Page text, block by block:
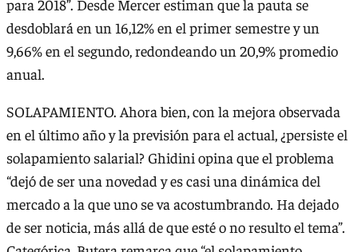
para 2018”. Desde Mercer estiman que la pauta se
desdoblará en un 16,12% en el primer semestre y un
9,66% en el segundo, redondeando un 20,9% promedio
anual.
SOLAPAMIENTO. Ahora bien, con la mejora observada
en el último año y la previsión para el actual, ¿persiste el
solapamiento salarial? Ghidini opina que el problema
“dejó de ser una novedad y es casi una dinámica del
mercado a la que uno se va acostumbrando. Ha dejado
de ser noticia, más allá de que esté o no resulto el tema”.